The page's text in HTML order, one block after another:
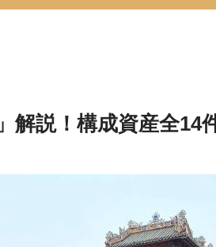
解説！構成資産全14